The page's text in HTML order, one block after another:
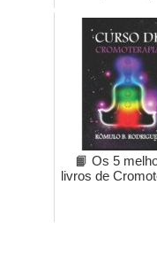
📙 Os 5
livros de